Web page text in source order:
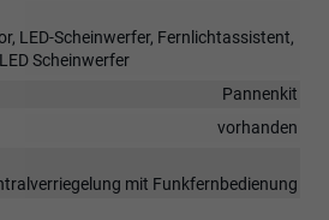
LED-Scheinwerfer, Fernlichtassistent,
Scheinwerfer
Pannenkit
vorhanden
mit Funkfernbedienung